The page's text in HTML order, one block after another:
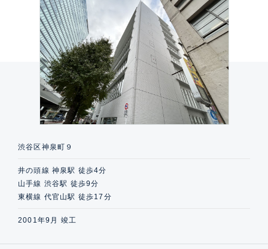
渋谷区神泉町９
井の頭線 神泉駅 徒歩4分
山手線 渋谷駅 徒歩9分
東横線 代官山駅 徒歩17分
2001年9月 竣工